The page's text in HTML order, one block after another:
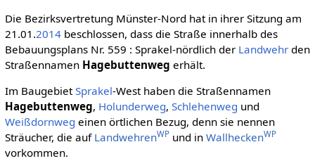
Die Bezirksvertretung Münster-Nord hat in ihrer Sitzung am
21.01.2014beschlossen, dass die Straße innerhalb des
Bebauungsplans Nr. 559 : Sprakel-nördlich der Landwehrden
Straßennamen Hagebuttenweg erhält.
Im BaugebietSprakel-West haben die Straßennamen
Hagebuttenweg, Holunderweg, Schlehenweg und
Weißdornweg einen örtlichen Bezug, denn sie nennen
Sträucher, die auf LandwehrenWPund in WallheckenWP
vorkommen.